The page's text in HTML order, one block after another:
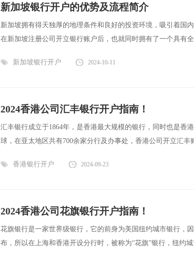
新加坡银行开户的优势及流程简介
新加坡拥有得天独厚的地理条件和良好的投资环境，吸引着国
在新加坡注册公司开立银行账户后，也就同时拥有了一个具有
新加坡银行开户 2024-10-11
2024香港公司汇丰银行开户指南！
汇丰银行成立于1864年，是香港最大规模的银行，同时也是香
球，在亚太地区共有700余家分行及办事处，香港公司开立汇丰
香港银行开户 2024-09-23
2024香港公司花旗银行开户指南！
花旗银行是一家世界级银行，它的前身为美国纽约城市银行，
布，所以在上海和香港开设分行时，被称为“花旗”银行，纽约